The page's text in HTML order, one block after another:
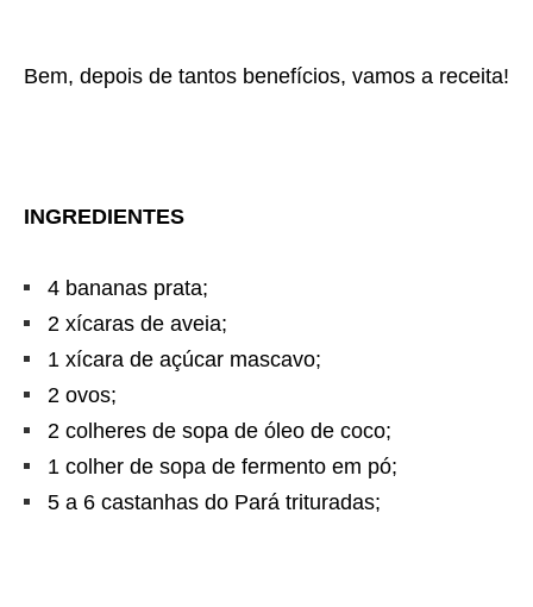
Bem, depois de tantos benefícios, vamos a receita!
INGREDIENTES
4 bananas prata;
2 xícaras de aveia;
1 xícara de açúcar mascavo;
2 ovos;
2 colheres de sopa de óleo de coco;
1 colher de sopa de fermento em pó;
5 a 6 castanhas do Pará trituradas;